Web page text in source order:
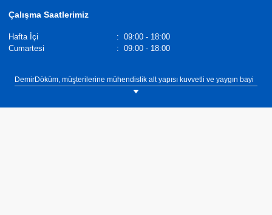
Çalışma Saatlerimiz
Hafta İçi : 09:00 - 18:00
Cumartesi
: 09:00 - 18:00
DemirDöküm, müşterilerine mühendislik alt yapısı kuvvetli ve yaygın bayi
teşkilatı ile hem ürün satışı hem de anahtar teslim sistem sunumu